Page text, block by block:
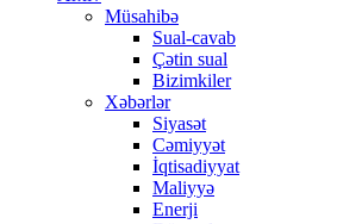
Müsahibə
Sual-cavab
Çətin sual
Bizimkiler
Xəbərlər
Siyasət
Cəmiyyət
İqtisadiyyat
Maliyyə
Enerji